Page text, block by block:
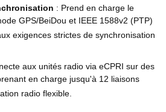
: Prend en charge le
GPS/BeiDou et IEEE 1588v2 (PTP)
exigences strictes de synchronisation
aux unités radio via eCPRI sur des
en charge jusqu'à 12 liaisons
radio flexible.